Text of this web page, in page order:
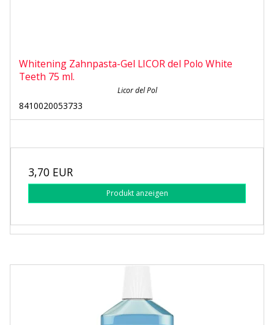
Whitening Zahnpasta-Gel LICOR del Polo White
Teeth 75 ml.
Licor del Pol
8410020053733
3,70 EUR
Produkt anzeigen